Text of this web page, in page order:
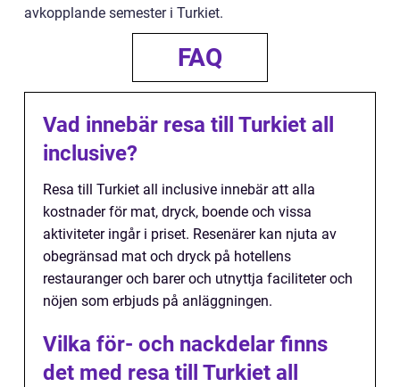
avkopplande semester i Turkiet.
FAQ
Vad innebär resa till Turkiet all
inclusive?
Resa till Turkiet all inclusive innebär att alla
kostnader för mat, dryck, boende och vissa
aktiviteter ingår i priset. Resenärer kan njuta av
obegränsad mat och dryck på hotellens
restauranger och barer och utnyttja faciliteter och
nöjen som erbjuds på anläggningen.
Vilka för- och nackdelar finns
det med resa till Turkiet all